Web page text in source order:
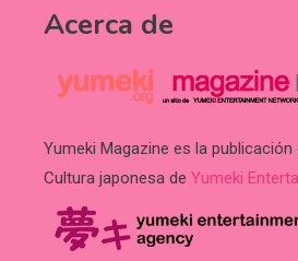
Acerca de
Yumeki Magazine es la
Cultura japonesa de Yumeki